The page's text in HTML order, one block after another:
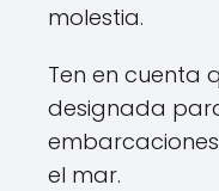
molestia.
Ten en cuenta
designada
el mar.